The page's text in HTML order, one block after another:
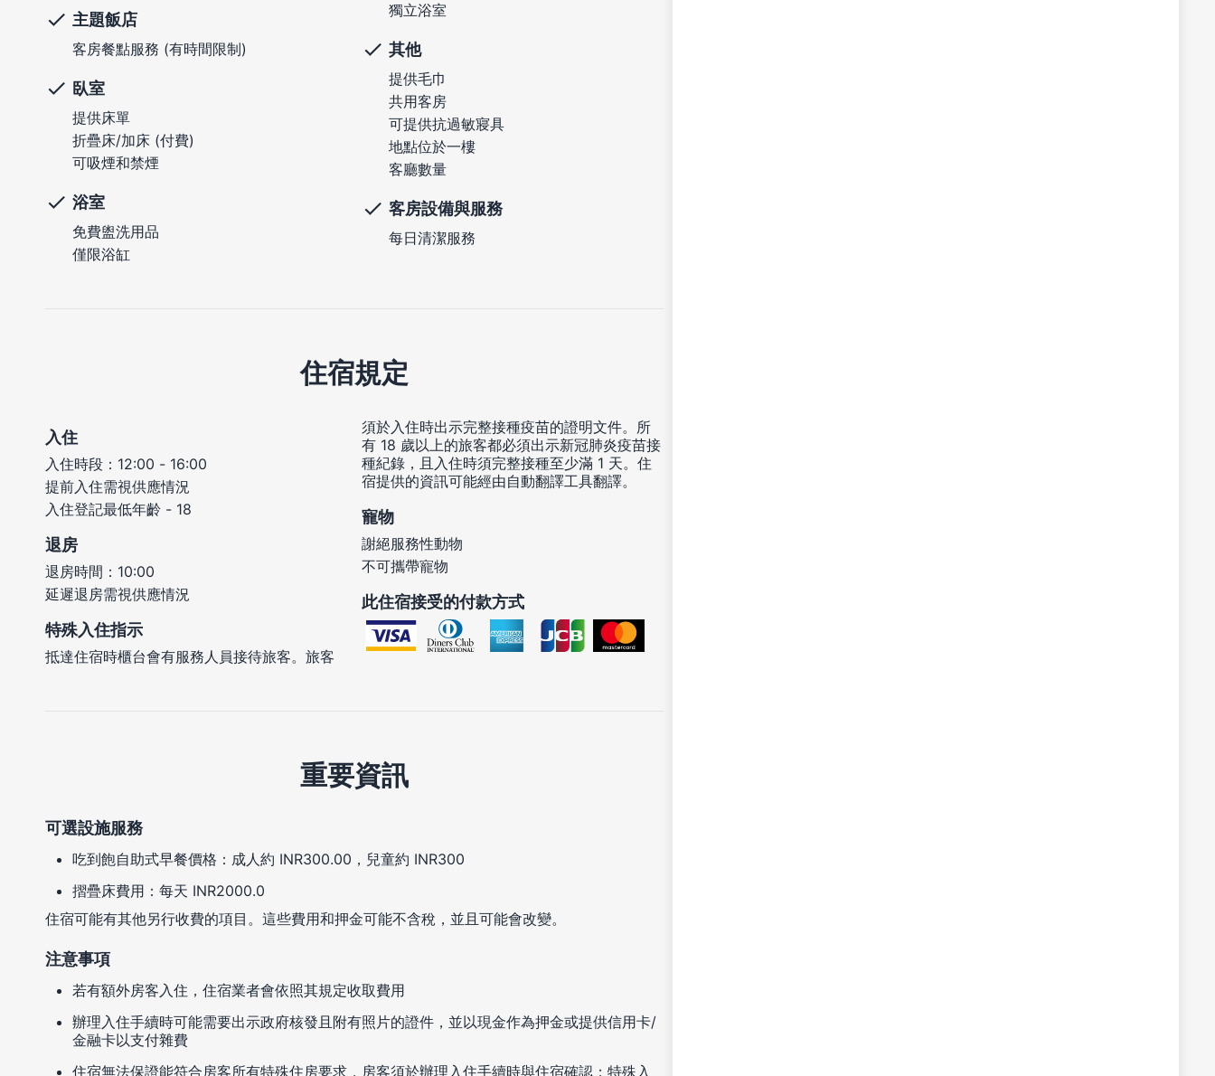
主題飯店
客房餐點服務 (有時間限制)
臥室
提供床單
折疊床/加床 (付費)
可吸煙和禁煙
浴室
免費盥洗用品
僅限浴缸
獨立浴室
其他
提供毛巾
共用客房
可提供抗過敏寢具
地點位於一樓
客廳數量
客房設備與服務
每日清潔服務
住宿規定
入住
入住時段：12:00 - 16:00
提前入住需視供應情況
入住登記最低年齡 - 18
退房
退房時間：10:00
延遲退房需視供應情況
特殊入住指示
抵達住宿時櫃台會有服務人員接待旅客。旅客
須於入住時出示完整接種疫苗的證明文件。所
有 18 歲以上的旅客都必須出示新冠肺炎疫苗接
種紀錄，且入住時須完整接種至少滿 1 天。住
宿提供的資訊可能經由自動翻譯工具翻譯。
寵物
謝絕服務性動物
不可攜帶寵物
此住宿接受的付款方式
重要資訊
可選設施服務
吃到飽自助式早餐價格：成人約 INR300.00，兒童約 INR300
摺疊床費用：每天 INR2000.0
住宿可能有其他另行收費的項目。這些費用和押金可能不含稅，並且可能會改變。
注意事項
若有額外房客入住，住宿業者會依照其規定收取費用
辦理入住手續時可能需要出示政府核發且附有照片的證件，並以現金作為押金或提供信用卡/
金融卡以支付雜費
住宿無法保證能符合房客所有特殊住房要求，房客須於辦理入住手續時與住宿確認；特殊入